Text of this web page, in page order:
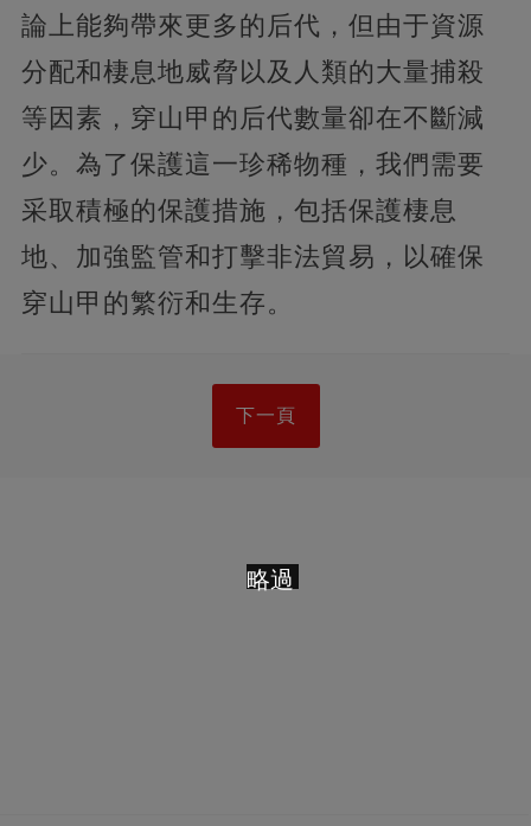
論上能夠帶來更多的后代，但由于資源
分配和棲息地威脅以及人類的大量捕殺
等因素，穿山甲的后代數量卻在不斷減
少。為了保護這一珍稀物種，我們需要
采取積極的保護措施，包括保護棲息
地、加強監管和打擊非法貿易，以確保
穿山甲的繁衍和生存。
下一頁
略過